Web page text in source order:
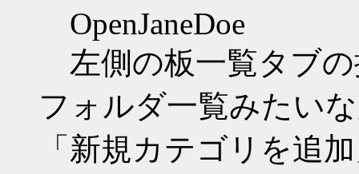
OpenJaneDoe
左側の板一覧タブ
フォルダ一覧みたい
「新規カテゴリを追